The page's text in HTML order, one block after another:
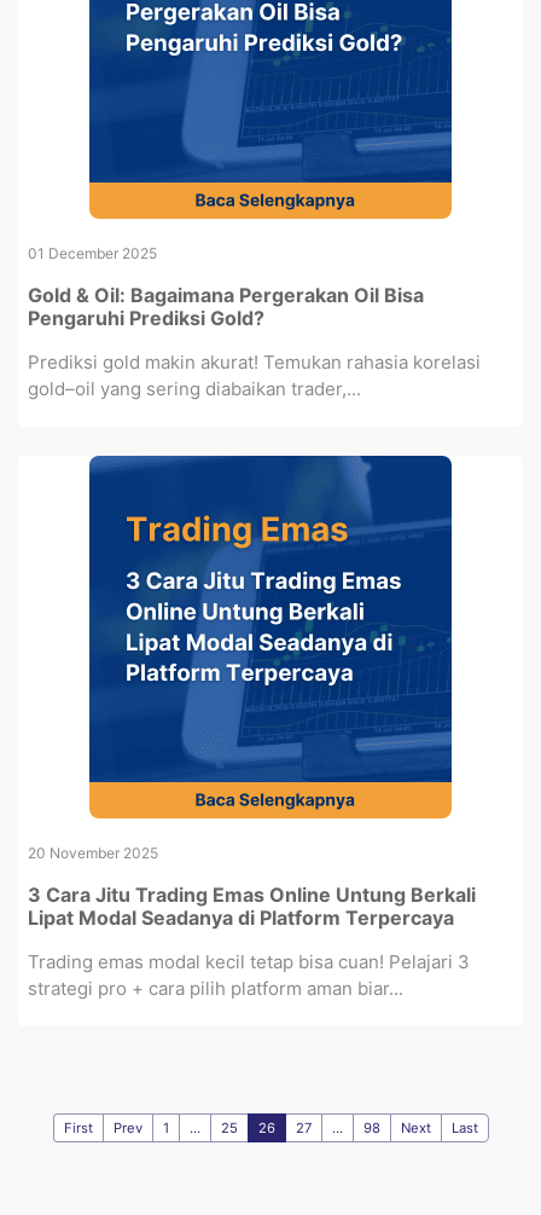
01 December 2025
Gold & Oil: Bagaimana Pergerakan Oil Bisa
Pengaruhi Prediksi Gold?
Prediksi gold makin akurat! Temukan rahasia korelasi
gold–oil yang sering diabaikan trader,...
20 November 2025
3 Cara Jitu Trading Emas Online Untung Berkali
Lipat Modal Seadanya di Platform Terpercaya
Trading emas modal kecil tetap bisa cuan! Pelajari 3
strategi pro + cara pilih platform aman biar...
First Prev 1 ... 25 26 27 ... 98 Next Last